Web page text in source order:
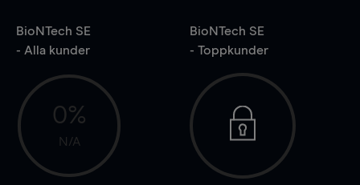
BioNTech SE
- Alla kunder
0%
N/A
BioNTech SE
- Toppkunder